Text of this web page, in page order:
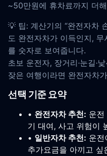
~50만원에 휴차료까지 더
💡 팁: 계산기의 “완전자차
도 완전자차가 이득인지,
를 숫자로 보여줍니다.
초보 운전자, 장거리·눈길·
잦은 여행이라면 완전자차
선택 기준 요약
• 완전자차 추천: 운전
기 대여, 사고 위험이
• 일반자차 추천: 운전
추가요금을 아끼고 싶